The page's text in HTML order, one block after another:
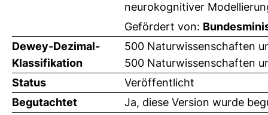
neurokognitiver
Gefördert von:
Dewey-Dezimal-
Klassifikation
500 Naturwissenschaften
500 Naturwissenschaften
Status
Veröffentlicht
Begutachtet
Ja, diese Version wurde